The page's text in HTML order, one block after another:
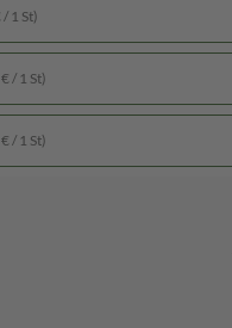
1 St)
/ 1 St)
/ 1 St)